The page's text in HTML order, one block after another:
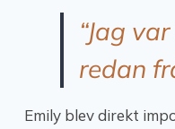
“Jag
redan
Emily blev direkt